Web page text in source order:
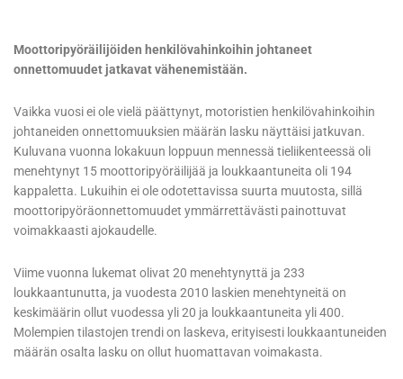
Moottoripyöräilijöiden henkilövahinkoihin johtaneet
onnettomuudet jatkavat vähenemistään.
Vaikka vuosi ei ole vielä päättynyt, motoristien henkilövahinkoihin
johtaneiden onnettomuuksien määrän lasku näyttäisi jatkuvan.
Kuluvana vuonna lokakuun loppuun mennessä tieliikenteessä oli
menehtynyt 15 moottoripyöräilijää ja loukkaantuneita oli 194
kappaletta. Lukuihin ei ole odotettavissa suurta muutosta, sillä
moottoripyöräonnettomuudet ymmärrettävästi painottuvat
voimakkaasti ajokaudelle.
Viime vuonna lukemat olivat 20 menehtynyttä ja 233
loukkaantunutta, ja vuodesta 2010 laskien menehtyneitä on
keskimäärin ollut vuodessa yli 20 ja loukkaantuneita yli 400.
Molempien tilastojen trendi on laskeva, erityisesti loukkaantuneiden
määrän osalta lasku on ollut huomattavan voimakasta.